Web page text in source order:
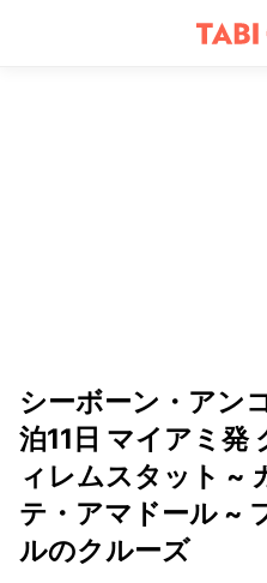
シーボーン・アン
泊11日 マイアミ発
ィレムスタット ~
テ・アマドール ~
ルのクルーズ